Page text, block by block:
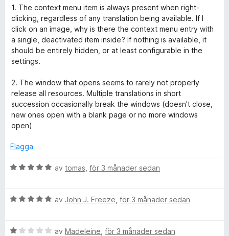
55
a
v
5
a
t
t
5
a
v
y
g
s
a
t
t
a
v
5
1. The context menu item is always present when right-
clicking, regardless of any translation being available. If I
click on an image, why is there the context menu entry with
a single, deactivated item inside? If nothing is available, it
should be entirely hidden, or at least configurable in the
settings.
2. The window that opens seems to rarely not properly
release all resources. Multiple translations in short
succession occasionally break the windows (doesn't close,
new ones open with a blank page or no more windows
open)
Flagga
B
y
a
av tomas för 3 månader sedan
B
y
av John J. Freeze för 3 månader sedan
B
av Madeleine för 3 månader sedan